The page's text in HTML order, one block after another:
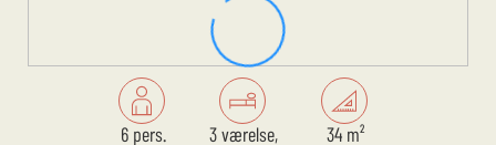
6 pers. 3 værelse, 34 m²